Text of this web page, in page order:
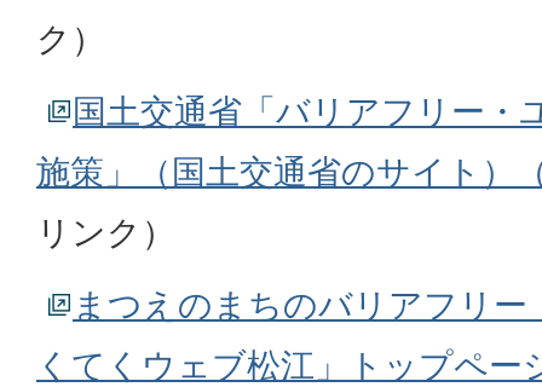
ク）
国土交通省「バリアフリー・
施策」（国土交通省のサイト）
リンク）
まつえのまちのバリアフリー
くてくウェブ松江」トップペー